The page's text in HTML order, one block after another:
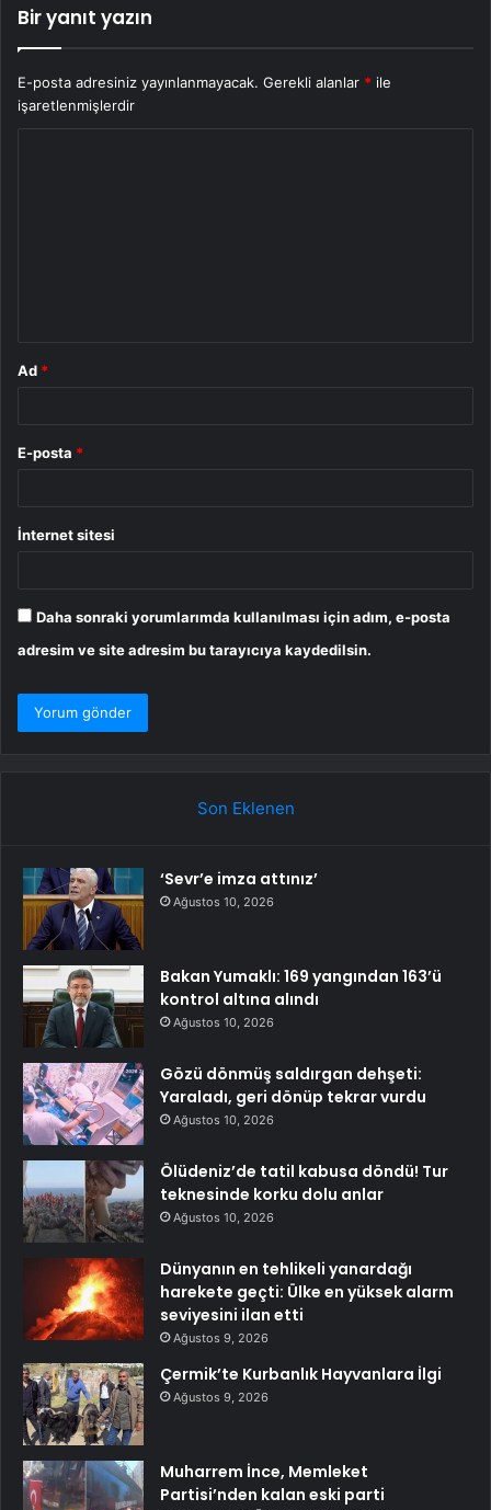
Bir yanıt yazın
E-posta adresiniz yayınlanmayacak. Gerekli alanlar * ile
işaretlenmişlerdir
Ad *
E-posta *
İnternet sitesi
Daha sonraki yorumlarımda kullanılması için adım, e-posta
adresim ve site adresim bu tarayıcıya kaydedilsin.
Son Eklenen
‘Sevr’e imza attınız’
Ağustos 10, 2026
Bakan Yumaklı: 169 yangından 163’ü
kontrol altına alındı
Ağustos 10, 2026
Gözü dönmüş saldırgan dehşeti:
Yaraladı, geri dönüp tekrar vurdu
Ağustos 10, 2026
Ölüdeniz’de tatil kabusa döndü! Tur
teknesinde korku dolu anlar
Ağustos 10, 2026
Dünyanın en tehlikeli yanardağı
harekete geçti: Ülke en yüksek alarm
seviyesini ilan etti
Ağustos 9, 2026
Çermik’te Kurbanlık Hayvanlara İlgi
Ağustos 9, 2026
Muharrem İnce, Memleket
Partisi’nden kalan eski parti